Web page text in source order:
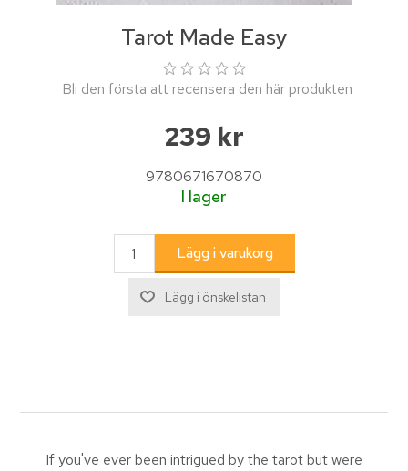
Tarot Made Easy
Bli den första att recensera den här produkten
239 kr
9780671670870
I lager
If you've ever been intrigued by the tarot but were